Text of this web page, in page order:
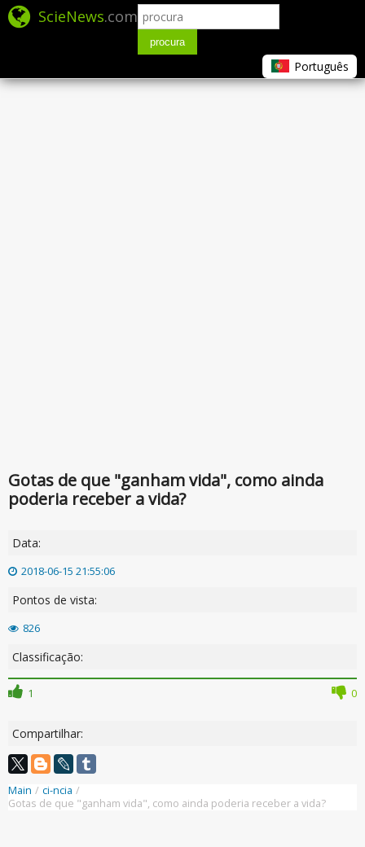
ScieNews.com
procura
Português
Gotas de que "ganham vida", como ainda
poderia receber a vida?
Data:
2018-06-15 21:55:06
Pontos de vista:
826
Classificação:
1 0
Compartilhar:
Main / ci-ncia /
Gotas de que "ganham vida", como ainda poderia receber a vida?